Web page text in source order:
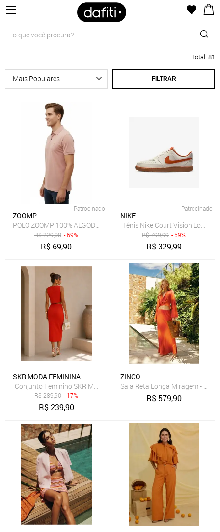
Total: 81
FILTRAR
Patrocinado
ZOOMP
POLO ZOOMP 100% ALGODÃO
R$229,00 - 69%
R$ 69,90
Patrocinado
NIKE
Tênis Nike Court Vision Low
R$799,99 - 59%
R$329,99
SKR MODA FEMININA
Conjunto Feminino SKR MODA Linho Saia Midi e Cropped Elegante
R$289,90 - 17%
R$239,90
ZINCO
Saia Reta Longa Miragem -
R$ 579,90